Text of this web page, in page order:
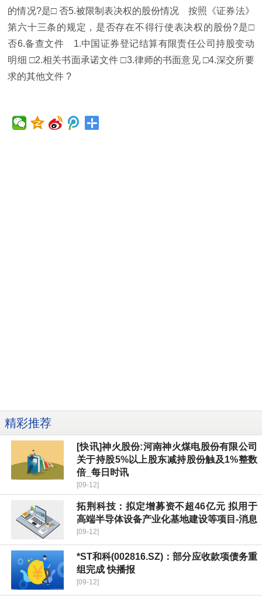
的情况?是□ 否5.被限制表决权的股份情况 按照《证券法》
第六十三条的规定，是否存在不得行使表决权的股份?是□
否6.备查文件 1.中国证券登记结算有限责任公司持股变动
明细 □2.相关书面承诺文件 □3.律师的书面意见 □4.深交所要
求的其他文件 ?
精彩推荐
[快讯]神火股份:河南神火煤电股份有限公司
关于持股5%以上股东减持股份触及1%整数
倍_每日时讯
[09-12]
拓荆科技：拟定增募资不超46亿元 拟用于
高端半导体设备产业化基地建设等项目-消息
[09-12]
*ST和科(002816.SZ)：部分应收款项债务重
组完成 快播报
[09-12]